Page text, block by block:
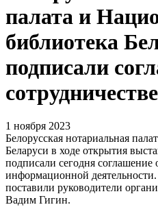
палата и
библиотека
подписали
сотрудничестве
1 ноября 2023
Белорусская нотариальная
Беларуси в ходе открытия
подписали сегодня соглашение
информационной
поставили руководители
Вадим Гигин.